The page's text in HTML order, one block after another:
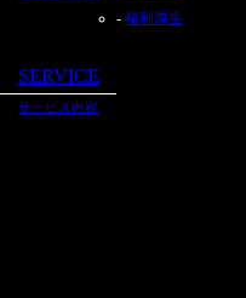
福利厚生
SERVICE
サービス内容